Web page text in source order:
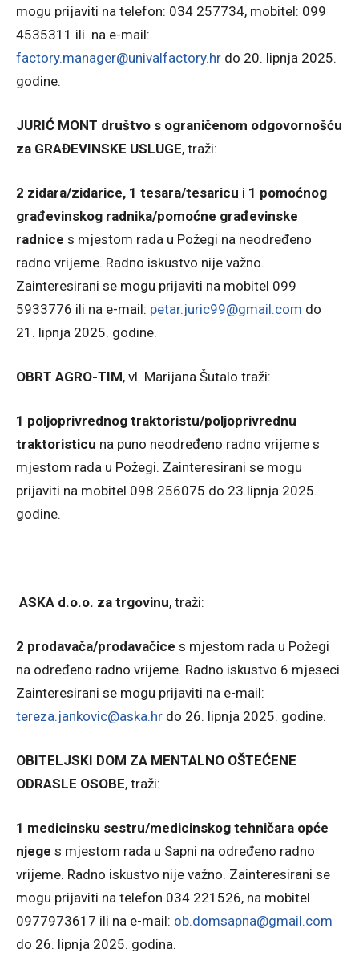
mogu prijaviti na telefon: 034 257734, mobitel: 099
4535311 ili na e-mail:
factory.manager@univalfactory.hr do 20. lipnja 2025.
godine.
JURIĆ MONT društvo s ograničenom odgovornošću
za GRAĐEVINSKE USLUGE, traži:
2 zidara/zidarice, 1 tesara/tesaricu i 1 pomoćnog
građevinskog radnika/pomoćne građevinske
radnice s mjestom rada u Požegi na neodređeno
radno vrijeme. Radno iskustvo nije važno.
Zainteresirani se mogu prijaviti na mobitel 099
5933776 ili na e-mail: petar.juric99@gmail.com do
21. lipnja 2025. godine.
OBRT AGRO-TIM, vl. Marijana Šutalo traži:
1 poljoprivrednog traktoristu/poljoprivrednu
traktoristicu na puno neodređeno radno vrijeme s
mjestom rada u Požegi. Zainteresirani se mogu
prijaviti na mobitel 098 256075 do 23.lipnja 2025.
godine.
ASKA d.o.o. za trgovinu, traži:
2 prodavača/prodavačice s mjestom rada u Požegi
na određeno radno vrijeme. Radno iskustvo 6 mjeseci.
Zainteresirani se mogu prijaviti na e-mail:
tereza.jankovic@aska.hr do 26. lipnja 2025. godine.
OBITELJSKI DOM ZA MENTALNO OŠTEĆENE
ODRASLE OSOBE, traži:
1 medicinsku sestru/medicinskog tehničara opće
njege s mjestom rada u Sapni na određeno radno
vrijeme. Radno iskustvo nije važno. Zainteresirani se
mogu prijaviti na telefon 034 221526, na mobitel
0977973617 ili na e-mail: ob.domsapna@gmail.com
do 26. lipnja 2025. godina.